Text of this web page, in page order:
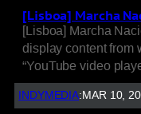
[Lisboa] Marcha
[Lisboa] Marcha
display content from
“YouTube video
INDYMEDIA: MAR 10,